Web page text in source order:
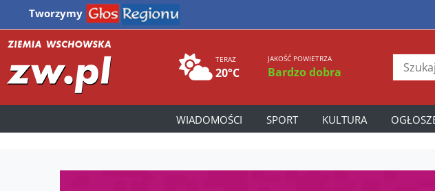
Tworzymy
TERAZ
20°C
JAKOŚĆ POWIETRZA
Bardzo dobra
WIADOMOŚCI SPORT KULTURA